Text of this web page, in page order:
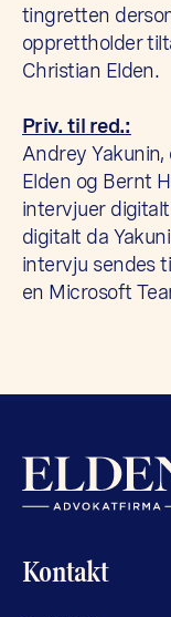
tingretten
opprettholder
Christian Elden.
Priv. til red.:
Andrey
Elden og Bernt
intervjuer
digitalt da
intervju sendes
en Microsoft
Kontakt